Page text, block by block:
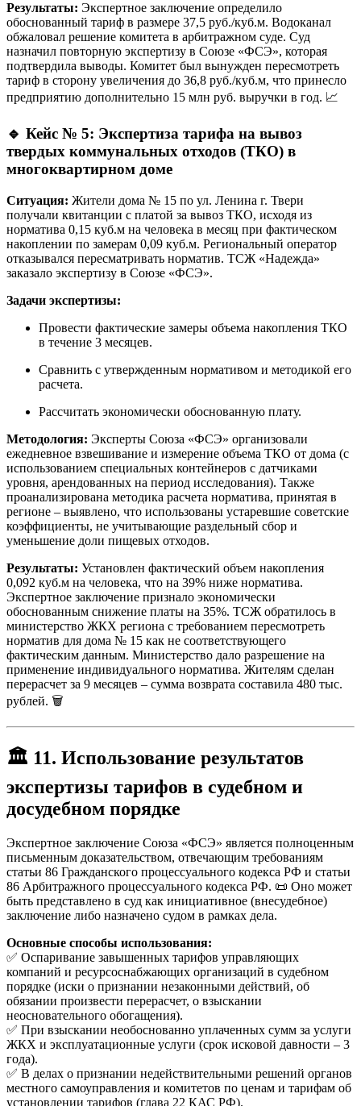
Результаты: Экспертное заключение определило
обоснованный тариф в размере 37,5 руб./куб.м. Водоканал
обжаловал решение комитета в арбитражном суде. Суд
назначил повторную экспертизу в Союзе «ФСЭ», которая
подтвердила выводы. Комитет был вынужден пересмотреть
тариф в сторону увеличения до 36,8 руб./куб.м, что принесло
предприятию дополнительно 15 млн руб. выручки в год. 📈
🔹 Кейс № 5: Экспертиза тарифа на вывоз
твердых коммунальных отходов (ТКО) в
многоквартирном доме
Ситуация: Жители дома № 15 по ул. Ленина г. Твери
получали квитанции с платой за вывоз ТКО, исходя из
норматива 0,15 куб.м на человека в месяц при фактическом
накоплении по замерам 0,09 куб.м. Региональный оператор
отказывался пересматривать норматив. ТСЖ «Надежда»
заказало экспертизу в Союзе «ФСЭ».
Задачи экспертизы:
Провести фактические замеры объема накопления ТКО
в течение 3 месяцев.
Сравнить с утвержденным нормативом и методикой его
расчета.
Рассчитать экономически обоснованную плату.
Методология: Эксперты Союза «ФСЭ» организовали
ежедневное взвешивание и измерение объема ТКО от дома (с
использованием специальных контейнеров с датчиками
уровня, арендованных на период исследования). Также
проанализирована методика расчета норматива, принятая в
регионе – выявлено, что использованы устаревшие советские
коэффициенты, не учитывающие раздельный сбор и
уменьшение доли пищевых отходов.
Результаты: Установлен фактический объем накопления
0,092 куб.м на человека, что на 39% ниже норматива.
Экспертное заключение признало экономически
обоснованным снижение платы на 35%. ТСЖ обратилось в
министерство ЖКХ региона с требованием пересмотреть
норматив для дома № 15 как не соответствующего
фактическим данным. Министерство дало разрешение на
применение индивидуального норматива. Жителям сделан
перерасчет за 9 месяцев – сумма возврата составила 480 тыс.
рублей. 🗑️
🏛️ 11. Использование результатов
экспертизы тарифов в судебном и
досудебном порядке
Экспертное заключение Союза «ФСЭ» является полноценным
письменным доказательством, отвечающим требованиям
статьи 86 Гражданского процессуального кодекса РФ и статьи
86 Арбитражного процессуального кодекса РФ. 📜 Оно может
быть представлено в суд как инициативное (внесудебное)
заключение либо назначено судом в рамках дела.
Основные способы использования:
✅ Оспаривание завышенных тарифов управляющих
компаний и ресурсоснабжающих организаций в судебном
порядке (иски о признании незаконными действий, об
обязании произвести перерасчет, о взыскании
неосновательного обогащения).
✅ При взыскании необоснованно уплаченных сумм за услуги
ЖКХ и эксплуатационные услуги (срок исковой давности – 3
года).
✅ В делах о признании недействительными решений органов
местного самоуправления и комитетов по ценам и тарифам об
установлении тарифов (глава 22 КАС РФ).